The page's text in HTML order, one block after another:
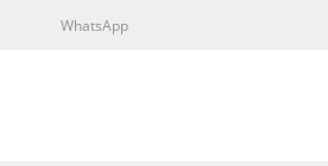
WhatsApp